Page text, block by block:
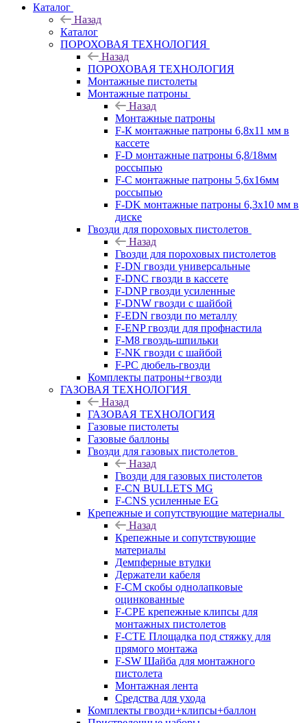
Каталог
Назад
Каталог
ПОРОХОВАЯ ТЕХНОЛОГИЯ
Назад
ПОРОХОВАЯ ТЕХНОЛОГИЯ
Монтажные пистолеты
Монтажные патроны
Назад
Монтажные патроны
F-К монтажные патроны 6,8х11 мм в
кассете
F-D монтажные патроны 6,8/18мм
россыпью
F-C монтажные патроны 5,6х16мм
россыпью
F-DK монтажные патроны 6,3х10 мм в
диске
Гвозди для пороховых пистолетов
Назад
Гвозди для пороховых пистолетов
F-DN гвозди универсальные
F-DNC гвозди в кассете
F-DNP гвозди усиленные
F-DNW гвозди с шайбой
F-EDN гвозди по металлу
F-ENP гвозди для профнастила
F-M8 гвоздь-шпильки
F-NK гвозди с шайбой
F-PC дюбель-гвозди
Комплекты патроны+гвозди
ГАЗОВАЯ ТЕХНОЛОГИЯ
Назад
ГАЗОВАЯ ТЕХНОЛОГИЯ
Газовые пистолеты
Газовые баллоны
Гвозди для газовых пистолетов
Назад
Гвозди для газовых пистолетов
F-CN BULLETS MG
F-CNS усиленные EG
Крепежные и сопутствующие материалы
Назад
Крепежные и сопутствующие
материалы
Демпферные втулки
Держатели кабеля
F-CM скобы однолапковые
оцинкованные
F-CPE крепежные клипсы для
монтажных пистолетов
F-CTE Площадка под стяжку для
прямого монтажа
F-SW Шайба для монтажного
пистолета
Монтажная лента
Средства для ухода
Комплекты гвозди+клипсы+баллон